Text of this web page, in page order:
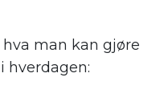
hva man kan gjøre
hverdagen: